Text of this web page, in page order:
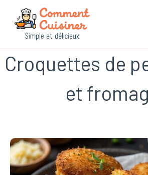
Croquettes de
et